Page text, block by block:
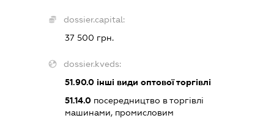
dossier.capital:
37 500 грн.
dossier.kveds:
51.90.0інші види оптової торгівлі
51.14.0посередництво в торгівлі
машинами, промисловим